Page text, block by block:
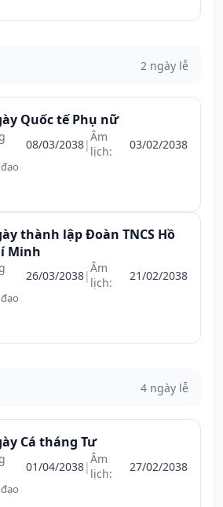
2 ngày lễ
Quốc tế Phụ nữ
08/03/2038|Âm
lịch:
03/02/2038
thành lập Đoàn TNCS Hồ
Minh
26/03/2038|Âm
lịch:
21/02/2038
4 ngày lễ
Cá tháng Tư
01/04/2038|Âm
lịch:
27/02/2038